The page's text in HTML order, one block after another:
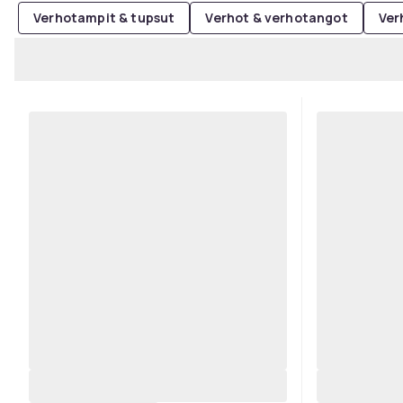
Verhotampit & tupsut Verhot & verhotangot